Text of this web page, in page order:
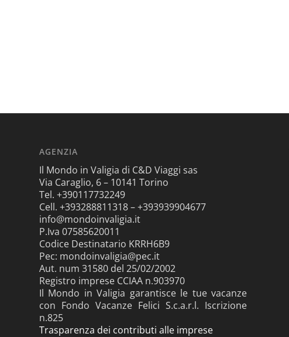
AGENZIA
Il Mondo in Valigia di C&D Viaggi sas
Via Caraglio, 6 – 10141 Torino
Tel. +390117732249
Cell. +393288811318 – +393939904677
info@mondoinvaligia.it
P.Iva 07585620011
Codice Destinatario KRRH6B9
Pec: mondoinvaligia@pec.it
Aut. num 31580 del 25/02/2002
Registro imprese CCIAA n.903970
Il Mondo in Valigia garantisce le tue vacanze
con Fondo Vacanze Felici S.c.a.r.l. Iscrizione
n.825
Trasparenza dei contributi alle imprese